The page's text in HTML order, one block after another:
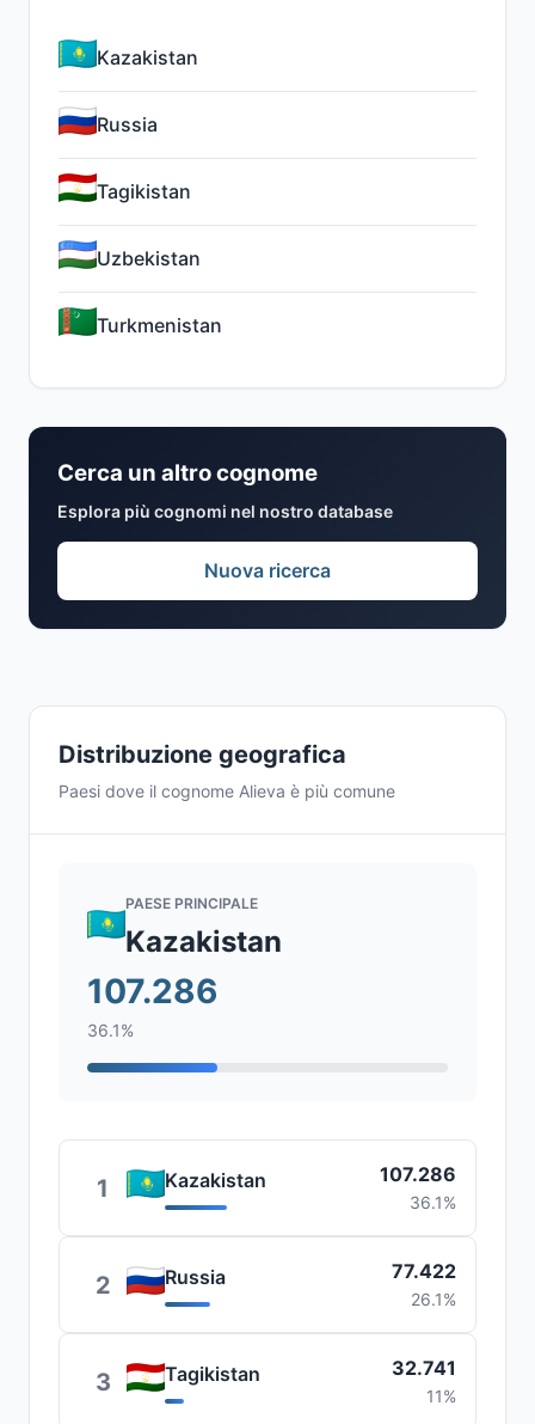
Distribuzione geografica
Paesi dove il cognome Alieva è più comune
PAESE PRINCIPALE
Kazakistan
107.286
36.1%
1 Kazakistan 107.286
36.1%
2 Russia 77.422
26.1%
3 Tagikistan 32.741
11%
Kazakistan
Russia
Tagikistan
Uzbekistan
Turkmenistan
Cerca un altro cognome
Esplora più cognomi nel nostro database
Nuova ricerca